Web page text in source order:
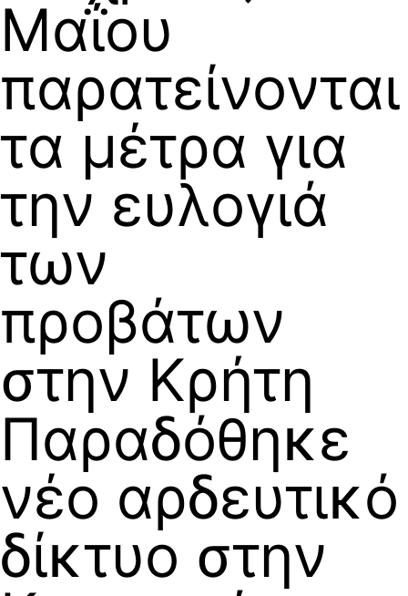
Μαΐου
παρατείνονται
τα μέτρα για
την ευλογιά
των
προβάτων
στην Κρήτη
Παραδόθηκε
νέο αρδευτικό
δίκτυο στην